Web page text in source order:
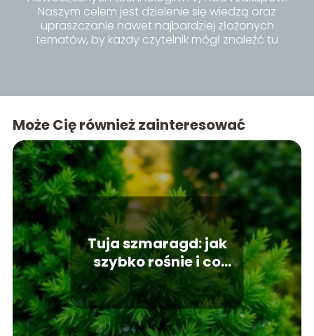
Naszym celem jest dzielenie się wiedzą oraz
upraszczanie nawet najbardziej złożonych
tematów, by każdy czytelnik mógł znaleźć tu
Może Cię również zainteresować
Tuja szmaragd: jak
szybko rośnie i co
wpływa na jej wzrost?